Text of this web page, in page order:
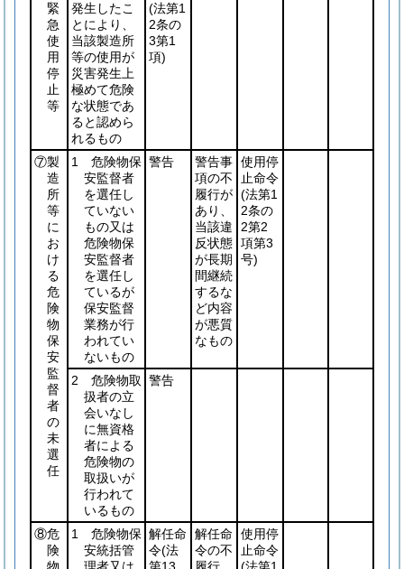
緊
急
使
用
停
止
等
発生したこ
とにより、
当該製造所
等の使用が
災害発生上
極めて危険
な状態であ
ると認めら
れるもの
(法第1
2条の
3第1
項)
⑦製
造
所
等
に
お
け
る
危
険
物
保
安
監
督
者
の
未
選
任
1 危険物保
安監督者
を選任し
ていない
もの又は
危険物保
安監督者
を選任し
ているが
保安監督
業務が行
われてい
ないもの
警告
警告事
項の不
履行が
あり、
当該違
反状態
が長期
間継続
するな
ど内容
が悪質
なもの
使用停
止命令
(法第1
2条の
2第2
項第3
号)
2 危険物取
扱者の立
会いなし
に無資格
者による
危険物の
取扱いが
行われて
いるもの
警告
⑧危
険
1 危険物保
安統括管
解任命
令(法
解任命
令の不
使用停
止命令